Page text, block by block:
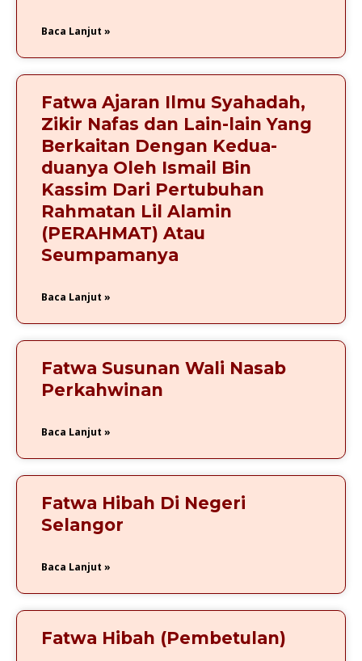
Baca Lanjut »
Fatwa Ajaran Ilmu Syahadah,
Zikir Nafas dan Lain-lain Yang
Berkaitan Dengan Kedua-
duanya Oleh Ismail Bin
Kassim Dari Pertubuhan
Rahmatan Lil Alamin
(PERAHMAT) Atau
Seumpamanya
Baca Lanjut »
Fatwa Susunan Wali Nasab
Perkahwinan
Baca Lanjut »
Fatwa Hibah Di Negeri
Selangor
Baca Lanjut »
Fatwa Hibah (Pembetulan)